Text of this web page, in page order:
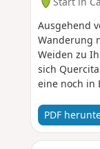
Ausgehend
Wanderung
Weiden zu
sich
eine noch in
verkauft
PDF